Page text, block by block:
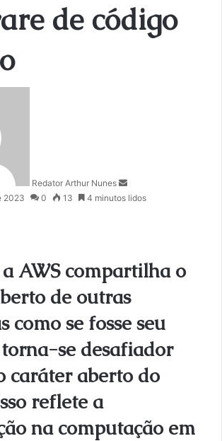
de código
Redator Arthur Nunes
m
2023 0 13 4 minutos lidos
AWS compartilha o
de outras
como se fosse seu
se desafiador
caráter aberto do
reflete a
na computação em